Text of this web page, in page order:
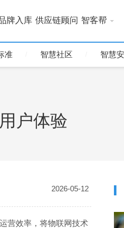
牌入库 供应链顾问 智客帮
准 智慧社区 智慧
户体验
2026-05-12
营效率，将物联网技术